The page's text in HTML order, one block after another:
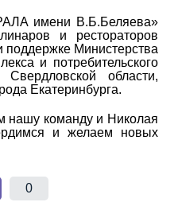
имени В.Б.Беляева»
и рестораторов
поддержке Министерства
и потребительского
области,
Екатеринбурга.
нашу команду и Николая
и желаем новых
0